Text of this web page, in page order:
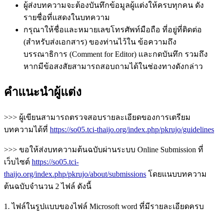
ผู้ส่งบทความจะต้องบันทึกข้อมูลผู้แต่งให้ครบทุกคน ดัง
รายชื่อที่แสดงในบทความ
กรุณาให้ชื่อและหมายเลขโทรศัพท์มือถือ ที่อยู่ที่ติดต่อ
(สำหรับส่งเอกสาร) ของท่านไว้ใน ข้อความถึง
บรรณาธิการ (Comment for Editor) และกดบันทึก รวมถึง
หากมีข้อสงสัยสามารถสอบถามได้ในช่องทางดังกล่าว
คำแนะนำผู้แต่ง
>>> ผู้เขียนสามารถตรวจสอบรายละเอียดของการเตรียม
บทความได้ที่ https://so05.tci-thaijo.org/index.php/pkrujo/guidelines
>>> ขอให้ส่งบทความต้นฉบับผ่านระบบ Online Submission ที่
เว็บไซต์ https://so05.tci-
thaijo.org/index.php/pkrujo/about/submissions โดยแนบบทความ
ต้นฉบับจำนวน 2 ไฟล์ ดังนี้
1. ไฟล์ในรูปแบบของไฟล์ Microsoft word ที่มีรายละเอียดครบ